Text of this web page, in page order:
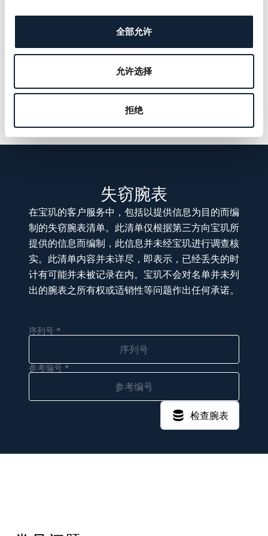
全部允许
允许选择
拒绝
失窃腕表
在宝玑的客户服务中，包括以提供信息为目的而编
制的失窃腕表清单。此清单仅根据第三方向宝玑所
提供的信息而编制，此信息并未经宝玑进行调查核
实。此清单内容并未详尽，即表示，已经丢失的时
计有可能并未被记录在内。宝玑不会对名单并未列
出的腕表之所有权或适销性等问题作出任何承诺。
序列号 *
参考编号 *
检查腕表